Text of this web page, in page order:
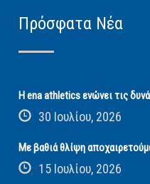
Πρόσφατα Νέα
Η ena athletics ενώνει τις
30 Ιουλίου, 2026
Με βαθιά θλίψη
15 Ιουλίου, 2026